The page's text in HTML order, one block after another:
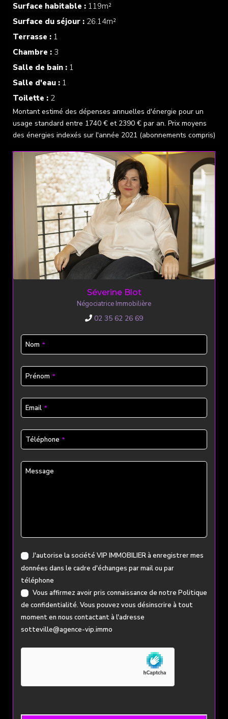
Surface habitable : 119m²
Surface du séjour : 26.14m²
Terrasse : 1
Chambre : 3
Salle de bain : 1
Salle d'eau : 1
Toilette : 2
Montant estimé des dépenses annuelles d'énergie pour un
usage standard entre 1740 € et 2390 € par an. Prix moyens
des énergies indexés sur l'année 2021 (abonnements compris)
Séverine Blot
Négociatrice Immobilière
02 35 62 26 69
Nom *
Email
Address
Prénom *
Email *
Téléphone *
Message
J'autorise la société VIP IMMOBILIER à enregistrer mes
données dans le cadre d'échanges par mail ou par
téléphone
Vous affirmez avoir pris connaissance de notre Politique
de confidentialité. Vous pouvez vous désinscrire à tout
moment en nous contactant à l'adresse
sotteville@agence-vip.immo